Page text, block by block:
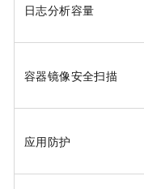
日志分析容量
容器镜像安全扫描
应用防护